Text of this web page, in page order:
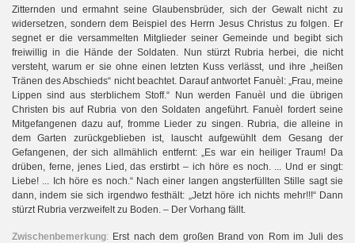
Zitternden und ermahnt seine Glaubensbrüder, sich der Gewalt nicht zu
widersetzen, sondern dem Beispiel des Herrn Jesus Christus zu folgen. Er
segnet er die versammelten Mitglieder seiner Gemeinde und begibt sich
freiwillig in die Hände der Soldaten. Nun stürzt Rubria herbei, die nicht
versteht, warum er sie ohne einen letzten Kuss verlässt, und ihre „heißen
Tränen des Abschieds“ nicht beachtet. Darauf antwortet Fanuèl: „Frau, meine
Lippen sind aus sterblichem Stoff.“ Nun werden Fanuèl und die übrigen
Christen bis auf Rubria von den Soldaten angeführt. Fanuèl fordert seine
Mitgefangenen dazu auf, fromme Lieder zu singen. Rubria, die alleine in
dem Garten zurückgeblieben ist, lauscht aufgewühlt dem Gesang der
Gefangenen, der sich allmählich entfernt: „Es war ein heiliger Traum! Da
drüben, ferne, jenes Lied, das erstirbt – ich höre es noch. ... Und er singt:
Liebe! ... Ich höre es noch.“ Nach einer langen angsterfüllten Stille sagt sie
dann, indem sie sich irgendwo festhält: „Jetzt höre ich nichts mehr!!!“ Dann
stürzt Rubria verzweifelt zu Boden. – Der Vorhang fällt.
Zwischenbemerkung: Erst nach dem großen Brand von Rom im Juli des